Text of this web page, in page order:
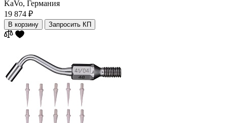
KaVo, Германия
19 874 ₽
В корзину Запросить КП